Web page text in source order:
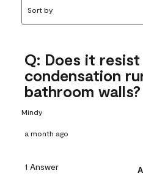
Sort by
Q: Does it resist
condensation
bathroom walls?
Mindy
a month ago
1 Answer